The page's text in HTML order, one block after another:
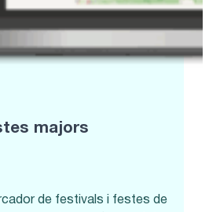
majors
de festivals i festes de